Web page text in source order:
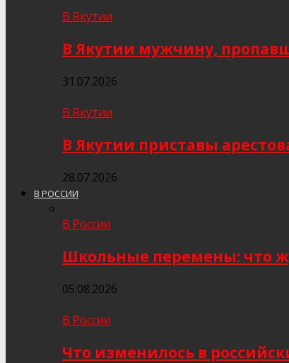
В Якутии
В Якутии мужчину,
31.07.2026
В Якутии
В Якутии приставы
28.07.2026
В РОССИИ
В России
Школьные перемены: что
05.08.2026
В России
Что изменилось в